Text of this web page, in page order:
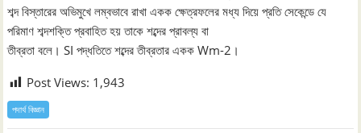
শব্দ বিস্তারের অভিমুখে লম্বভাবে রাখা একক ক্ষেত্রফলের মধ্য দিয়ে প্রতি সেকেন্ডে যে
পরিমাণ শব্দশক্তি প্রবাহিত হয় তাকে শব্দের প্রাবল্য বা
তীব্রতা বলে। SI পদ্ধতিতে শব্দের তীব্রতার একক Wm-2।
Post Views: 1,943
পদার্থ বিজ্ঞান